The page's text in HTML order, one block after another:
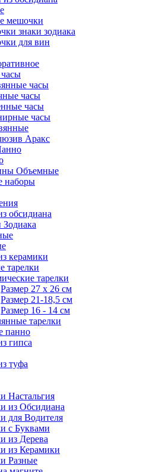
мешочки
знаки зодиака
для вин
часы
часы
часы
часы
Аракс
Объемные
наборы
обсидиана
Зодиака
керамики
тарелки
тарелки
Размер 27 х 26 см
Размер 21-18,5 см
Размер 16 - 14 см
тарелки
панно
гипса
туфа
Настальгия
из Обсидиана
для Водителя
с Буквами
из Дерева
из Керамики
Разные